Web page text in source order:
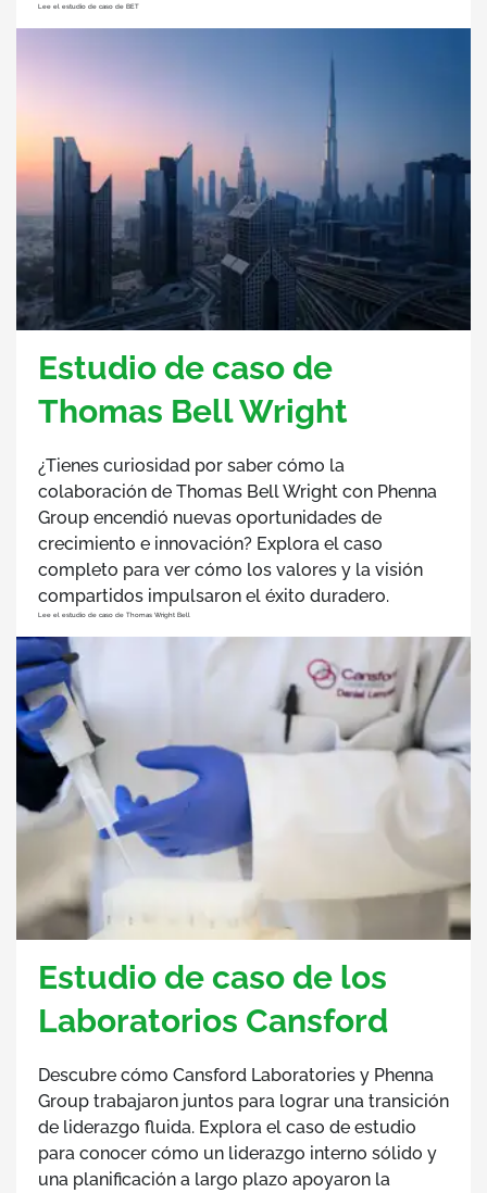
Lee el estudio de caso de BET
Estudio de caso de
Thomas Bell Wright
¿Tienes curiosidad por saber cómo la
colaboración de Thomas Bell Wright con Phenna
Group encendió nuevas oportunidades de
crecimiento e innovación? Explora el caso
completo para ver cómo los valores y la visión
compartidos impulsaron el éxito duradero.
Lee el estudio de caso de Thomas Wright Bell
Estudio de caso de los
Laboratorios Cansford
Descubre cómo Cansford Laboratories y Phenna
Group trabajaron juntos para lograr una transición
de liderazgo fluida. Explora el caso de estudio
para conocer cómo un liderazgo interno sólido y
una planificación a largo plazo apoyaron la